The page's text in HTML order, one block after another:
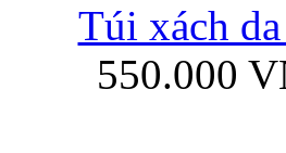
Túi xách
550.000